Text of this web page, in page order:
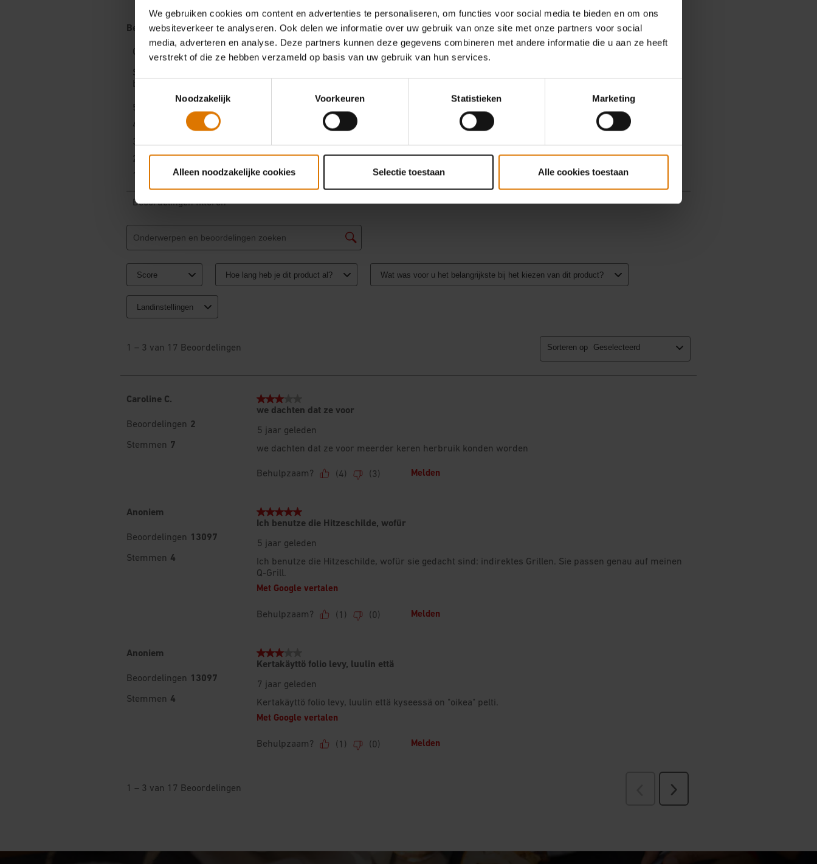
We gebruiken cookies om content en advertenties te personaliseren, om functies voor social media te bieden en om ons
websiteverkeer te analyseren. Ook delen we informatie over uw gebruik van onze site met onze partners voor social
media, adverteren en analyse. Deze partners kunnen deze gegevens combineren met andere informatie die u aan ze heeft
verstrekt of die ze hebben verzameld op basis van uw gebruik van hun services.
Noodzakelijk
Voorkeuren Statistieken Marketing
Alleen noodzakelijke cookies Selectie toestaan Alle cookies toestaan